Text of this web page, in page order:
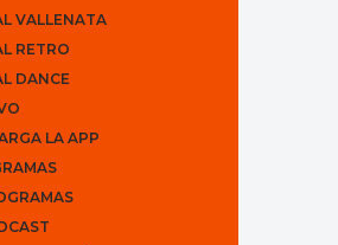
VALLENATA
RETRO
DANCE
LA APP